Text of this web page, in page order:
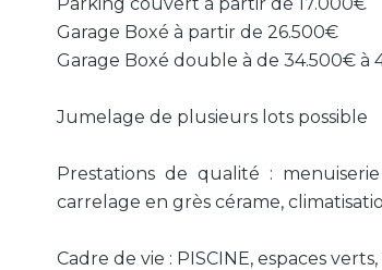
Garage Boxé à partir de 26.500€
Garage Boxé double à de 34.500€ à
Jumelage de plusieurs lots possible
Prestations de qualité :
carrelage en grès cérame,
Cadre de vie : PISCINE, espaces